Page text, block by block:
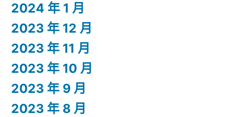
2024 年 1 月
2023 年 12 月
2023 年 11 月
2023 年 10 月
2023 年 9 月
2023 年 8 月